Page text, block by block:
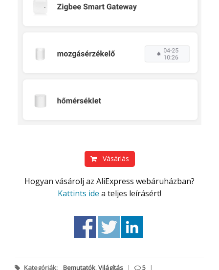
Vásárlás
Hogyan vásárolj az AliExpress webáruházban?
Kattints ide a teljes leírásért!
Kategóriák: Bemutatók,Világítás | 5 |